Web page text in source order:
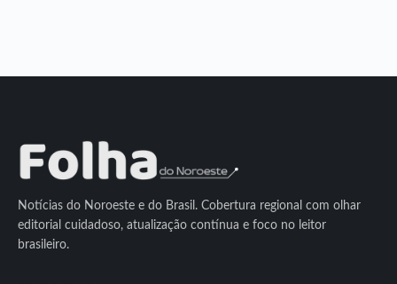
Notícias do Noroeste e do Brasil. Cobertura regional com olhar
editorial cuidadoso, atualização contínua e foco no leitor
brasileiro.